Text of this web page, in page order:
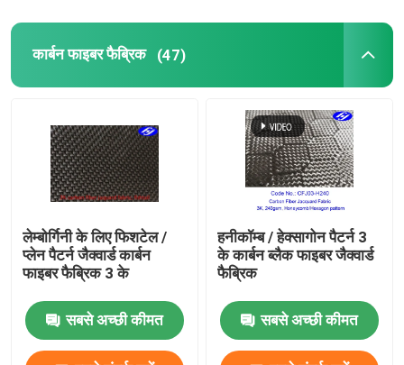
कार्बन फाइबर फैब्रिक (47)
लेम्बोर्गिनी के लिए फिशटेल /
प्लेन पैटर्न जैक्वार्ड कार्बन
फाइबर फैब्रिक 3 के
सबसे अच्छी कीमत
हनीकॉम्ब / हेक्सागोन पैटर्न 3
के कार्बन ब्लैक फाइबर जैक्वार्ड
फैब्रिक
सबसे अच्छी कीमत